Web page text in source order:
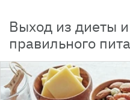
Выход из диеты
правильного